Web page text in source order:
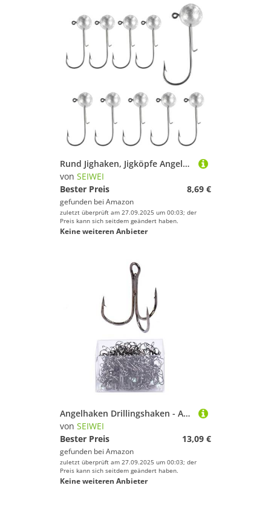
Rund Jighaken, Jigköpfe Angelhaken Angeln Haken mit 14g Gewichten, Angelgerät für Süßwasser und Salzwasser (10er Pack)
von SEIWEI
Bester Preis
8,69 €
gefunden bei Amazon
zuletzt überprüft am 27.09.2025 um 00:03; der
Preis kann sich seitdem geändert haben.
Keine weiteren Anbieter
Angelhaken Drillingshaken - Angelhaken Stachelhaken Wurmfischhaken mit Widerhaken, Salzwasser Angeln Zubehör, 50er Pack 4/0#
von SEIWEI
Bester Preis
13,09 €
gefunden bei Amazon
zuletzt überprüft am 27.09.2025 um 00:03; der
Preis kann sich seitdem geändert haben.
Keine weiteren Anbieter